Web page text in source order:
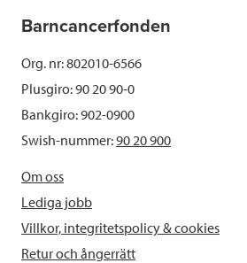
Barncancerfonden
Org. nr: 802010-6566
Plusgiro: 90 20 90-0
Bankgiro: 902-0900
Swish-nummer:90 20 900
Om oss
Lediga jobb
Villkor, integritetspolicy & cookies
Retur och ångerrätt